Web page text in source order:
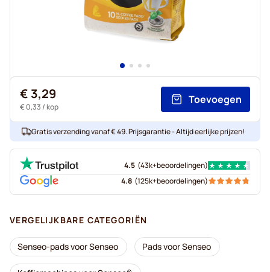
€ 3,29
€ 0,33 / kop
Toevoegen
Gratis verzending vanaf € 49. Prijsgarantie - Altijd eerlijke prijzen!
4.5 (43k+beoordelingen)
4.8 (125k+beoordelingen)
VERGELIJKBARE CATEGORIËN
Senseo-pads voor Senseo Pads voor Senseo